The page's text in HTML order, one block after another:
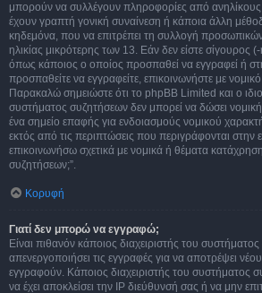
μπορούν να συλλέγουν πληροφορίες από
έχουν γραπτή γονική συναίνεση ή κάποια άλλη
κηδεμόνα, που να επιτρέπει τη συλλογή
ηλικίας μικρότερης των 13. Εάν δεν είστε σίγουρος
όπως κάποιος ο οποίος προσπαθεί να εγγραφεί ή
προσπαθείτε να εγγραφείτε, επικοινωνήστε με
Παρακαλώ σημειώστε ότι το phpBB Limited και ο
συστήματος συζητήσεων δεν μπορεί να δώσει νομική
ένα σημείο επαφής για ενδοιασμούς νομικού
εκτός από τις περιπτώσεις που περιγράφονται
επικοινωνήσω σχετικά με νομικά ή θέματα
συζητήσεων;”.
Κορυφή
Γιατί δεν μπορώ να εγγραφώ;
Είναι πιθανόν κάποιος διαχειριστής του
απενεργοποιήσει τις εγγραφές για να αποτρέψει
εγγραφούν. Κάποιος διαχειριστής του συστήματος
να έχει αποκλείσει την IP διεύθυνσή σας ή να μην